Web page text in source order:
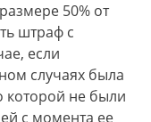
50% от
штраф с
если
случаях была
которой не были
с момента ее